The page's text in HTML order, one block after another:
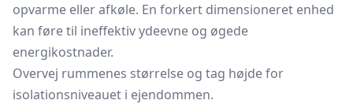
opvarme eller afkøle. En forkert dimensioneret enhed
kan føre til ineffektiv ydeevne og øgede
energikostnader.
Overvej rummenes størrelse og tag højde for
isolationsniveauet i ejendommen.